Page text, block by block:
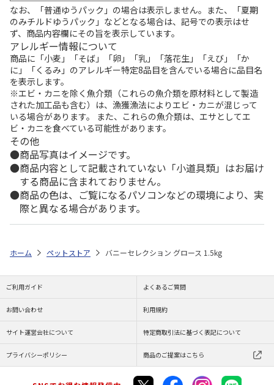
なお、「普通ゆうパック」の場合は表示しません。また、「夏期
のみチルドゆうパック」などとなる場合は、記号での表示はせ
ず、商品内容欄にその旨を表示しています。
アレルギー情報について
商品に「小麦」「そば」「卵」「乳」「落花生」「えび」「か
に」「くるみ」のアレルギー特定8品目を含んでいる場合に品目名
を表示します。
※エビ・カニを除く魚介類（これらの魚介類を原材料として製造
された加工品も含む）は、漁獲漁法によりエビ・カニが混じって
いる場合があります。 また、これらの魚介類は、エサとしてエ
ビ・カニを食べている可能性があります。
その他
商品写真はイメージです。
商品内容として記載されていない「小道具類」はお届け
する商品に含まれておりません。
商品の色は、ご覧になるパソコンなどの環境により、実
際と異なる場合があります。
ホーム ペットストア バニーセレクション グロース 1.5kg
ご利用ガイド よくあるご質問
お問い合わせ 利用規約
サイト運営会社について 特定商取引法に基づく表記について
プライバシーポリシー 商品のご提案はこちら